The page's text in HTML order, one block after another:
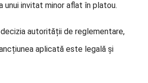
unui invitat minor aflat în platou.
autorității de reglementare,
aplicată este legală și